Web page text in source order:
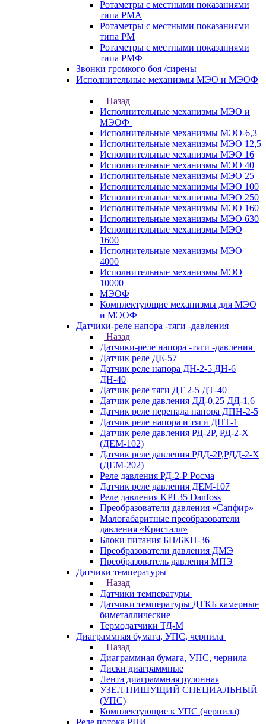
Ротаметры с местными показаниями
типа РМА
Ротаметры с местными показаниями
типа РМ
Ротаметры с местными показаниями
типа РМФ
Звонки громкого боя /сирены
Исполнительные механизмы МЭО и МЭОФ
Назад
Исполнительные механизмы МЭО и
МЭОФ
Исполнительные механизмы МЭО-6,3
Исполнительные механизмы МЭО 12,5
Исполнительные механизмы МЭО 16
Исполнительные механизмы МЭО 40
Исполнительные механизмы МЭО 25
Исполнительные механизмы МЭО 100
Исполнительные механизмы МЭО 250
Исполнительные механизмы МЭО 160
Исполнительные механизмы МЭО 630
Исполнительные механизмы МЭО
1600
Исполнительные механизмы МЭО
4000
Исполнительные механизмы МЭО
10000
МЭОФ
Комплектующие механизмы для МЭО
и МЭОФ
Датчики-реле напора -тяги -давления
Назад
Датчики-реле напора -тяги -давления
Датчик реле ДЕ-57
Датчик реле напора ДН-2-5 ДН-6
ДН-40
Датчик реле тяги ДТ 2-5 ДТ-40
Датчик реле давления ДД-0,25 ДД-1,6
Датчик реле перепада напора ДПН-2-5
Датчик реле напора и тяги ДНТ-1
Датчик реле давления РД-2Р, РД-2-Х
(ДЕМ-102)
Датчик реле давления РДД-2Р,РДД-2-Х
(ДЕМ-202)
Реле давления РД-2-Р Росма
Датчик реле давления ДЕМ-107
Реле давления KPI 35 Danfoss
Преобразователи давления «Сапфир»
Малогабаритные преобразователи
давления «Кристалл»
Блоки питания БП/БКП-36
Преобразователи давления ДМЭ
Преобразователь давления МПЭ
Датчики температуры
Назад
Датчики температуры
Датчики температуры ДТКБ камерные
биметаллические
Термодатчики ТД-М
Диаграммная бумага, УПС, чернила
Назад
Диаграммная бумага, УПС, чернила
Диски диаграммные
Лента диаграммная рулонная
УЗЕЛ ПИШУЩИЙ СПЕЦИАЛЬНЫЙ
(УПС)
Комплектующие к УПС (чернила)
Реле потока РПИ